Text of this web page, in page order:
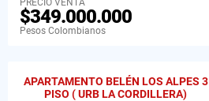
$349.000.000
Pesos Colombianos
APARTAMENTO BELÉN LOS ALPES 3
PISO ( URB LA CORDILLERA)